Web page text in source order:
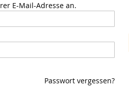
E-Mail-Adresse an.
Passwort vergessen?